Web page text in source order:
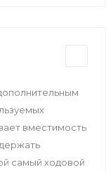
вместимость
самый ходовой